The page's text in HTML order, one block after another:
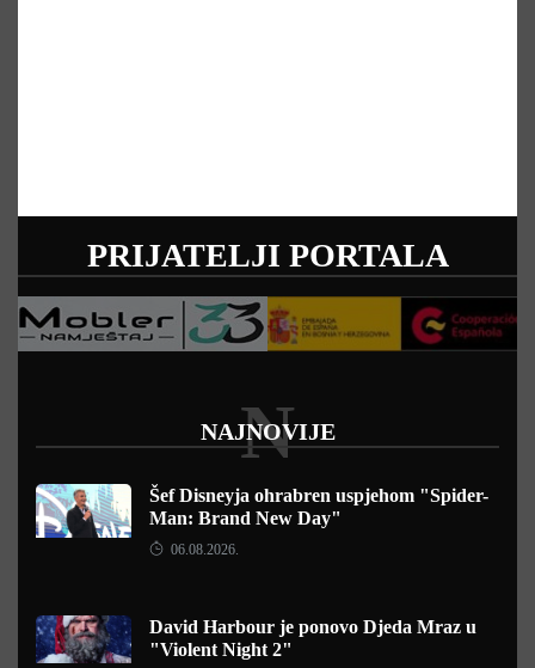
PRIJATELJI PORTALA
NAJNOVIJE
N
Šef Disneyja ohrabren uspjehom "Spider-
Man: Brand New Day"
06.08.2026.
David Harbour je ponovo Djeda Mraz u
"Violent Night 2"